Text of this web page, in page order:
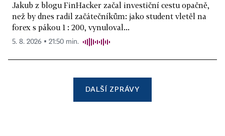
Jakub z blogu FinHacker začal investiční cestu opačně,
než by dnes radil začátečníkům: jako student vletěl na
forex s pákou 1 : 200, vynuloval...
5. 8. 2026 ▪ 21:50 min.
DALŠÍ ZPRÁVY